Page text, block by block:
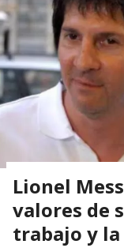
Lionel
valores de
trabajo y